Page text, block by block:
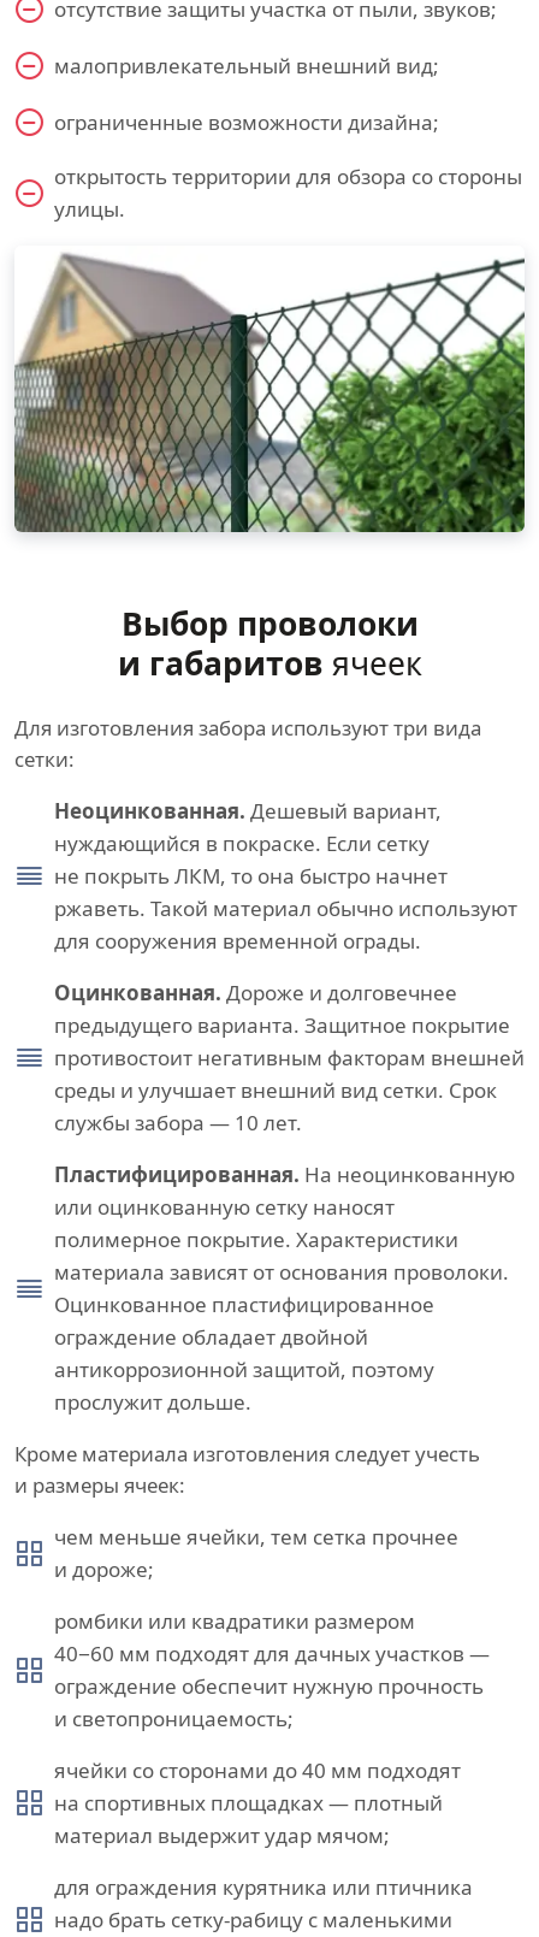
отсутствие защиты участка от пыли, звуков;
малопривлекательный внешний вид;
ограниченные возможности дизайна;
открытость территории для обзора со стороны
улицы.
Выбор проволоки
и габаритов ячеек
Для изготовления забора используют три вида
сетки:
Неоцинкованная. Дешевый вариант,
нуждающийся в покраске. Если сетку
не покрыть ЛКМ, то она быстро начнет
ржаветь. Такой материал обычно используют
для сооружения временной ограды.
Оцинкованная. Дороже и долговечнее
предыдущего варианта. Защитное покрытие
противостоит негативным факторам внешней
среды и улучшает внешний вид сетки. Срок
службы забора — 10 лет.
Пластифицированная. На неоцинкованную
или оцинкованную сетку наносят
полимерное покрытие. Характеристики
материала зависят от основания проволоки.
Оцинкованное пластифицированное
ограждение обладает двойной
антикоррозионной защитой, поэтому
прослужит дольше.
Кроме материала изготовления следует учесть
и размеры ячеек:
чем меньше ячейки, тем сетка прочнее
и дороже;
ромбики или квадратики размером
40−60 мм подходят для дачных участков —
ограждение обеспечит нужную прочность
и светопроницаемость;
ячейки со сторонами до 40 мм подходят
на спортивных площадках — плотный
материал выдержит удар мячом;
для ограждения курятника или птичника
надо брать сетку-рабицу с маленькими